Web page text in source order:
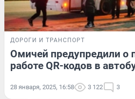
ДОРОГИ И ТРАНСПОРТ
Омичей предупредили о
работе QR-кодов в
28 января, 2025, 16:58 3 122 3